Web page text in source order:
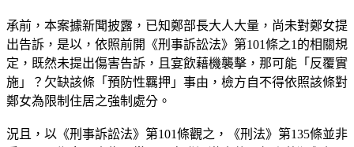
承前，本案據新聞披露，已知鄭部長大人大量，尚未對鄭女提
出告訴，是以，依照前開《刑事訴訟法》第101條之1的相關規
定，既然未提出傷害告訴，且宴飲藉機襲擊，那可能「反覆實
施」？欠缺該條「預防性羈押」事由，檢方自不得依照該條對
鄭女為限制住居之強制處分。
況且，以《刑事訴訟法》第101條觀之，《刑法》第135條並非